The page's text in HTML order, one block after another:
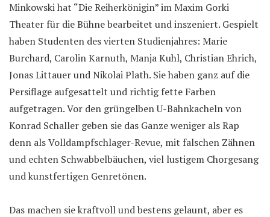
Minkowski hat “Die Reiherkönigin” im Maxim Gorki
Theater für die Bühne bearbeitet und inszeniert. Gespielt
haben Studenten des vierten Studienjahres: Marie
Burchard, Carolin Karnuth, Manja Kuhl, Christian Ehrich,
Jonas Littauer und Nikolai Plath. Sie haben ganz auf die
Persiflage aufgesattelt und richtig fette Farben
aufgetragen. Vor den grüngelben U-Bahnkacheln von
Konrad Schaller geben sie das Ganze weniger als Rap
denn als Volldampfschlager-Revue, mit falschen Zähnen
und echten Schwabbelbäuchen, viel lustigem Chorgesang
und kunstfertigen Genretönen.
Das machen sie kraftvoll und bestens gelaunt, aber es